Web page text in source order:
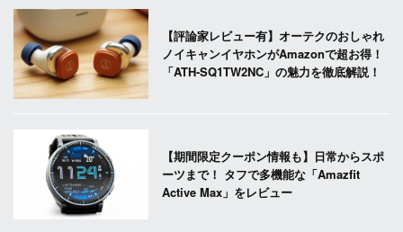
【評論家レビュー有】オーテクのおしゃれ
ノイキャンイヤホンがAmazonで超お得！
「ATH-SQ1TW2NC」の魅力を徹底解説！
【期間限定クーポン情報も】日常からスポ
ーツまで！ タフで多機能な「Amazfit
Active Max」をレビュー